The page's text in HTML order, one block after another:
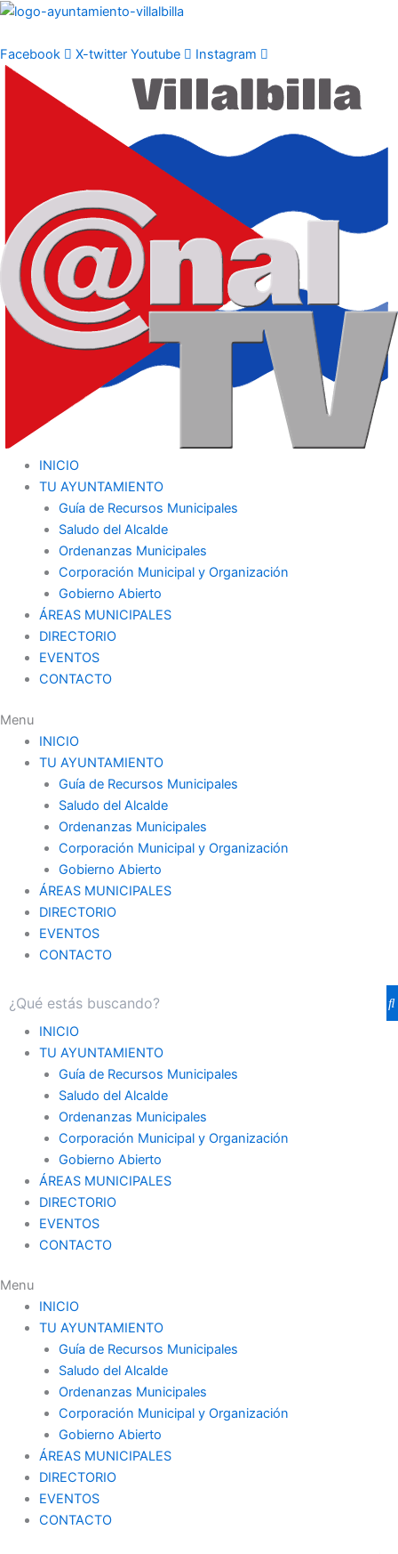
Ir
contenido
Facebook X-twitter Youtube Instagram
INICIO
TU AYUNTAMIENTO
Guía de Recursos Municipales
Saludo del Alcalde
Ordenanzas Municipales
Corporación Municipal y Organización
Gobierno Abierto
ÁREAS MUNICIPALES
DIRECTORIO
EVENTOS
CONTACTO
Menu
INICIO
TU AYUNTAMIENTO
Guía de Recursos Municipales
Saludo del Alcalde
Ordenanzas Municipales
Corporación Municipal y Organización
Gobierno Abierto
ÁREAS MUNICIPALES
DIRECTORIO
EVENTOS
CONTACTO
INICIO
TU AYUNTAMIENTO
Guía de Recursos Municipales
Saludo del Alcalde
Ordenanzas Municipales
Corporación Municipal y Organización
Gobierno Abierto
ÁREAS MUNICIPALES
DIRECTORIO
EVENTOS
CONTACTO
Menu
INICIO
TU AYUNTAMIENTO
Guía de Recursos Municipales
Saludo del Alcalde
Ordenanzas Municipales
Corporación Municipal y Organización
Gobierno Abierto
ÁREAS MUNICIPALES
DIRECTORIO
EVENTOS
CONTACTO